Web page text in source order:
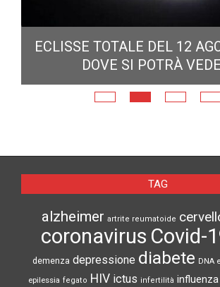
ECLISSE TOTALE DEL 12
DOVE SI POTRÀ
TAG
alzheimer artrite reumatoide
coronavirus Covid-
demenza depressione diabete DNA
epilessia fegato HIV ictus infertilità influenza